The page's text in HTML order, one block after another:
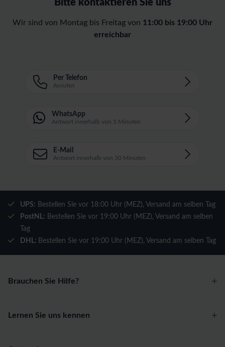
Bitte kontaktieren Sie uns
Wir sind von Montag bis Freitag von 11:00 bis 19:00 Uhr
erreichbar
Per Telefon
Anrufen
WhatsApp
Antwort innerhalb von 5 Minuten
E-Mail
Antwort innerhalb von 30 Minuten
UPS: Bestellen Sie vor 18:00 Uhr (MEZ), Versand am selben Tag
PostNL: Bestellen Sie vor 19:00 Uhr (MEZ), Versand am selben
Tag
DHL: Bestellen Sie vor 19:00 Uhr (MEZ), Versand am selben Tag
Brauchen Sie Hilfe?
Lernen Sie uns kennen